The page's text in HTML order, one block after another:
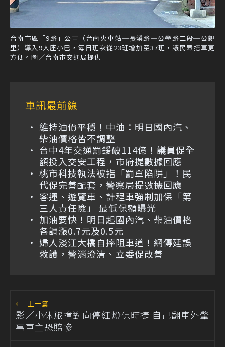
台南市區「9路」公車（台南火車站─長溪路─公學路二段─公親
里）導入9人座小巴，每日班次從23班增加至37班，讓民眾搭車更
方便。圖／台南市交通局提供
車訊最前線
維持油價平穩！中油：明日國內汽、
柴油價格皆不調整
台中4年交通罰鍰破114億！議員促全
額投入交安工程，市府提數據回應
桃市科技執法被指「罰單陷阱」！民
代促完善配套，警察局提數據回應
客運、遊覽車、計程車強制加保「第
三人責任險」 最低保額曝光
加油要快！明日起國內汽、柴油價格
各調漲0.7元及0.5元
婦人淡江大橋自摔阻車道！網傳延誤
救護，警消澄清、立委促改善
← 上一篇
影／小休旅撞對向停紅燈保時捷 自己翻車外肇
事車主恐賠慘